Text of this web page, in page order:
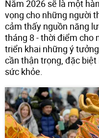
Năm 2026 sẽ là một
vọng cho những người
cảm thấy nguồn năng
tháng 8 - thời điểm cho
triển khai những ý
cần thận trọng, đặc
sức khỏe.